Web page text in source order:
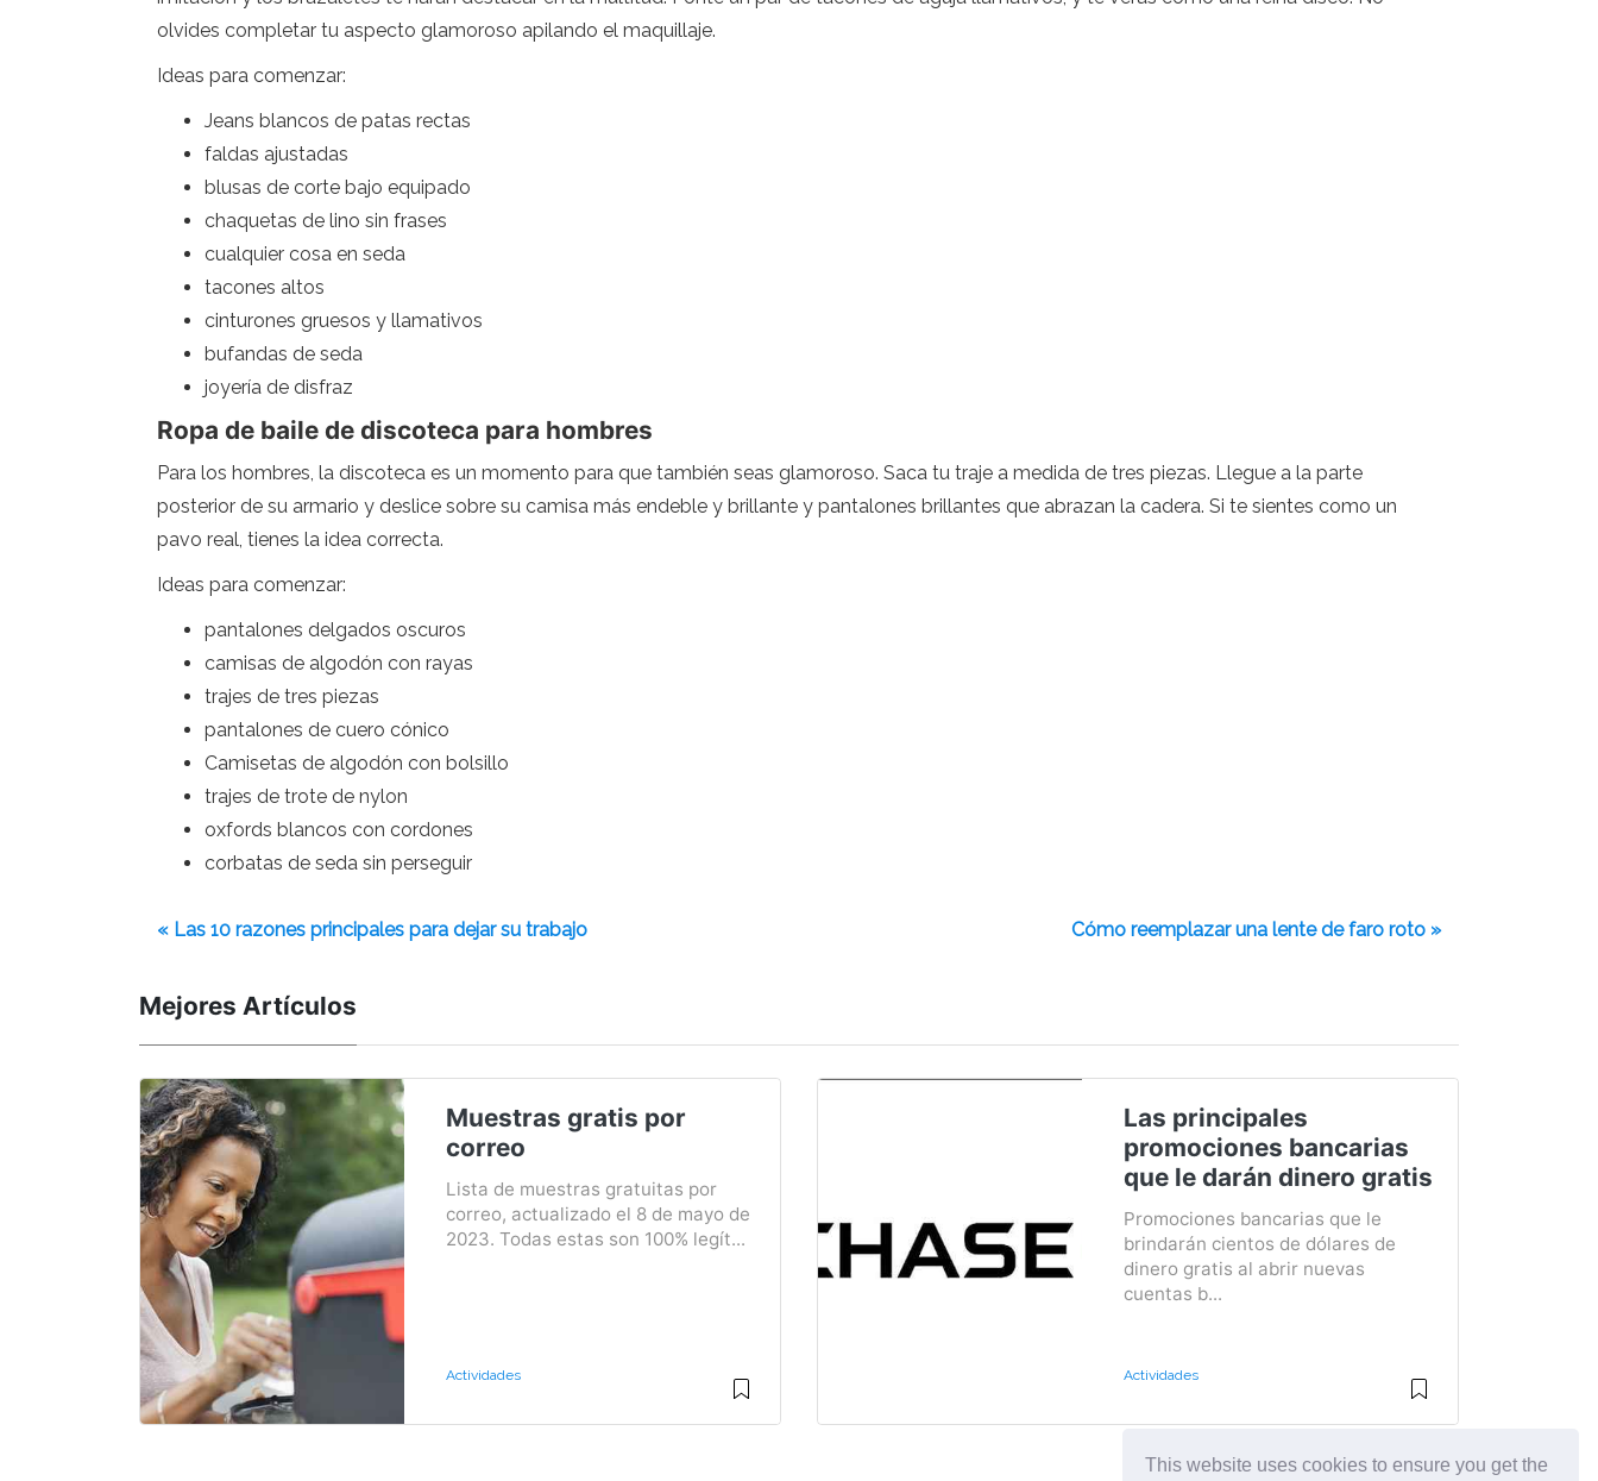
This website uses cookies to ensure you get the
olvides completar tu aspecto glamoroso apilando el maquillaje.
Ideas para comenzar:
Jeans blancos de patas rectas
faldas ajustadas
blusas de corte bajo equipado
chaquetas de lino sin frases
cualquier cosa en seda
tacones altos
cinturones gruesos y llamativos
bufandas de seda
joyería de disfraz
Ropa de baile de discoteca para hombres
Para los hombres, la discoteca es un momento para que también seas glamoroso. Saca tu traje a medida de tres piezas. Llegue a la parte
posterior de su armario y deslice sobre su camisa más endeble y brillante y pantalones brillantes que abrazan la cadera. Si te sientes como un
pavo real, tienes la idea correcta.
Ideas para comenzar:
pantalones delgados oscuros
camisas de algodón con rayas
trajes de tres piezas
pantalones de cuero cónico
Camisetas de algodón con bolsillo
trajes de trote de nylon
oxfords blancos con cordones
corbatas de seda sin perseguir
« Las 10 razones principales para dejar su trabajo Cómo reemplazar una lente de faro roto »
Mejores Artículos
Muestras gratis por
correo
Lista de muestras gratuitas por
correo, actualizado el 8 de mayo de
2023. Todas estas son 100% legít...
Actividades
Las principales
promociones bancarias
que le darán dinero gratis
Promociones bancarias que le
brindarán cientos de dólares de
dinero gratis al abrir nuevas
cuentas b...
Actividades